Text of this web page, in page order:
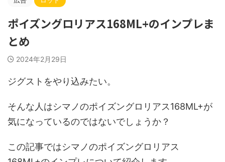
ポイズングロリアス168ML+のインプレま
とめ
2024年2月29日
ジグストをやり込みたい。
そんな人はシマノのポイズングロリアス168ML+が
気になっているのではないでしょうか？
この記事ではシマノのポイズングロリアス